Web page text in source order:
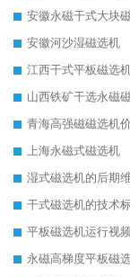
安徽永磁干式大块
安徽河沙湿磁选机
江西干式平板磁选
山西铁矿干选永磁
青海高强磁磁选机
上海永磁式磁选机
干式磁选机的技术
平板磁选机运行视
永磁高梯度平板磁